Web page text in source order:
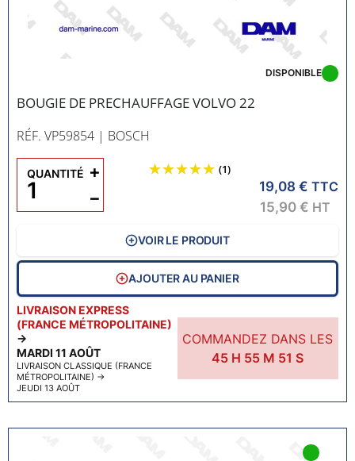
BOUGIE DE PRECHAUFFAGE VOLVO 22
RÉF. VP59854 | BOSCH
LIVRAISON EXPRESS
(FRANCE MÉTROPOLITAINE)
→
MARDI 11 AOÛT
LIVRAISON CLASSIQUE (FRANCE
MÉTROPOLITAINE) →
JEUDI 13 AOÛT
COMMANDEZ DANS LES
45H 55M 50 S
DISPONIBLE
(1)
19,08 € TTC
15,90 € HT
QUANTITÉ
−
+
VOIR LE PRODUIT
AJOUTER AU PANIER